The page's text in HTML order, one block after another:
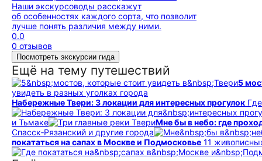
Наши экскурсоводы расскажут
об особенностях каждого сорта, что позволит
лучше понять различия между ними.
0.0
0 отзывов
Посмотреть экскурсии гида
Ещё на тему путешествий
5
увидеть в разных уголках города
Набережные Твери: 3 локации для интересных прогулок
и Тьмаке
Мне бы в небо: где
Спасск‑Рязанский и другие города
покататься на сапах в Москве и Подмосковье 11